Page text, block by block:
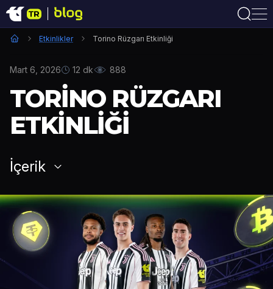
Etkinlikler Torino Rüzgarı Etkinliği
Mart 6, 2026 12 dk 888
TORINO RÜZGARI
ETKINLIĞI
İçerik